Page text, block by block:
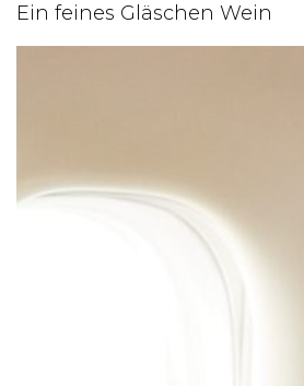
Ein feines Gläschen Wein